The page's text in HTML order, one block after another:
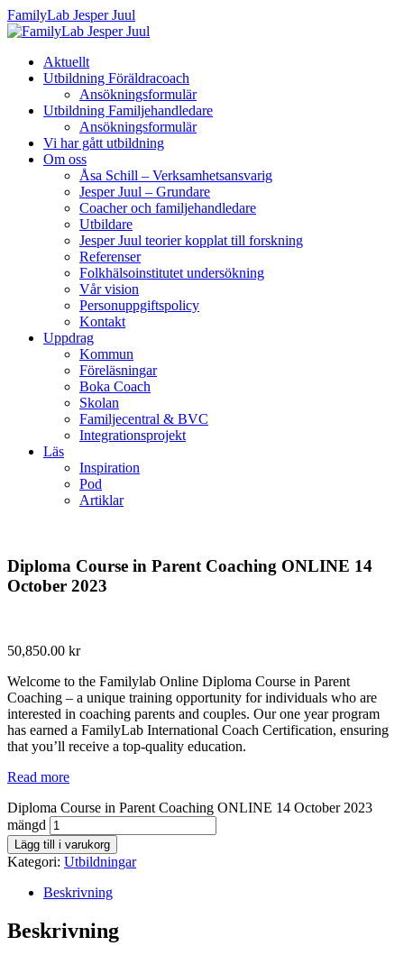
FamilyLab Jesper Juul
Aktuellt
Utbildning Föräldracoach
Ansökningsformulär
Utbildning Familjehandledare
Ansökningsformulär
Vi har gått utbildning
Om oss
Åsa Schill – Verksamhetsansvarig
Jesper Juul – Grundare
Coacher och familjehandledare
Utbildare
Jesper Juul teorier kopplat till forskning
Referenser
Folkhälsoinstitutet undersökning
Vår vision
Personuppgiftspolicy
Kontakt
Uppdrag
Kommun
Föreläsningar
Boka Coach
Skolan
Familjecentral & BVC
Integrationsprojekt
Läs
Inspiration
Pod
Artiklar
Diploma Course in Parent Coaching ONLINE 14
October 2023
50,850.00 kr
Welcome to the Familylab Online Diploma Course in Parent
Coaching – a unique training opportunity for individuals who are
interested in coaching parents and couples. Our one year program
has earned a FamilyLab International Coach Certification, ensuring
that you’ll receive a top-quality education.
Read more
Diploma Course in Parent Coaching ONLINE 14 October 2023
mängd
Lägg till i varukorg
Kategori: Utbildningar
Beskrivning
Beskrivning